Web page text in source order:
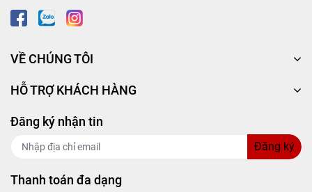
tinh tế cho chiếc bao vô lăng.
Chất liệu sản phẩm mềm mại, giúp bàn tay
không đau nhức khi phải cầm lái suốt chặng
Độ co dãn , giúp ôm vừa bao tay lái, tạo sự quý
Thân thiện với môi trường, hoàn toàn không
gây hại đến người dùng.
Thiết kế phong phú, mới lạ phù hợp với nhiều
dòng xe, cho khách hàng sự lựa chọn tốt nhất.
VỀ CHÚNG TÔI
HỖ TRỢ KHÁCH HÀNG
Đăng ký nhận tin
Đăng ký
Thanh toán đa dạng